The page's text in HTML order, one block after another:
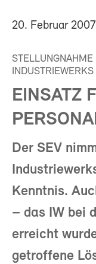
20. Februar 2007
EINSATZ
Der SEV
Kenntnis.
– das IW bei
erreicht
getroffene